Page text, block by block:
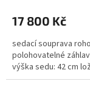
17 800 Kč
sedací souprava
polohovatelné
výška sedu: 42 cm